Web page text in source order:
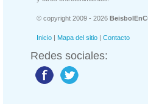
© copyright 2009 - 2026
Inicio | Mapa del sitio | Contacto
Redes sociales: